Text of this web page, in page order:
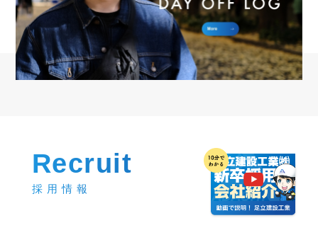
Recruit
採用情報